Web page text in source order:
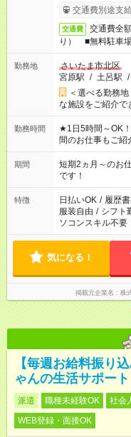
交通費別途支
交通費
交通費全
り） ■無料駐車
勤務地
さいたま市北区
宮原駅 / 土呂駅 /
＜選べる勤務
な施設をご紹介で
勤務時間
★1日5時間～OK
間のお仕事もご紹
庭の都合でお休み
週最低15時間以
期間
短期2ヵ月～のお
です！
特徴 日払いOK / 履歴
服装自由 / シフト
ソコンスキル不要
気になる！
掲載元企業名 株
【毎週お給料振り
ゃんの生活サポート
派遣 職種未経験OK 社会
WEB登録・面接OK